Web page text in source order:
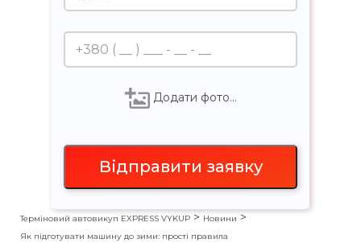
Додати фото…
Терміновий автовикуп EXPRESS VYKUP > Новини >
Як підготувати машину до зими: прості правила